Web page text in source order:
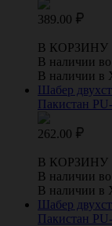
389.00
В КОРЗИНУ
В наличии
В наличии в
Шабер
Пакистан
262.00
В КОРЗИНУ
В наличии
В наличии в
Шабер
Пакистан